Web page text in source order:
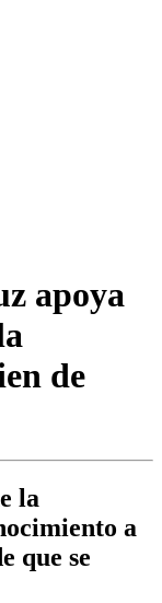
apoya
de
la
a
que se